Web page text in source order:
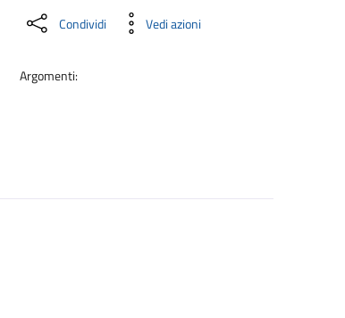
Condividi Vedi azioni
Argomenti: